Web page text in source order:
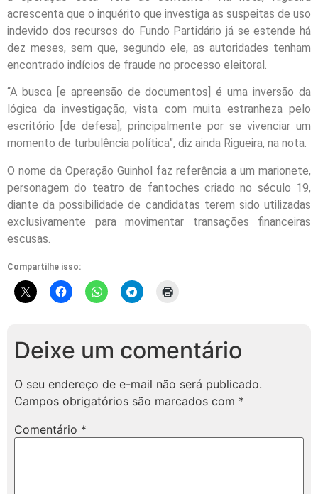
acrescenta que o inquérito que investiga as suspeitas de uso
indevido dos recursos do Fundo Partidário já se estende há
dez meses, sem que, segundo ele, as autoridades tenham
encontrado indícios de fraude no processo eleitoral.
“A busca [e apreensão de documentos] é uma inversão da
lógica da investigação, vista com muita estranheza pelo
escritório [de defesa], principalmente por se vivenciar um
momento de turbulência política”, diz ainda Rigueira, na nota.
O nome da Operação Guinhol faz referência a um marionete,
personagem do teatro de fantoches criado no século 19,
diante da possibilidade de candidatas terem sido utilizadas
exclusivamente para movimentar transações financeiras
escusas.
Compartilhe isso:
Deixe um comentário
O seu endereço de e-mail não será publicado.
Campos obrigatórios são marcados com *
Comentário *